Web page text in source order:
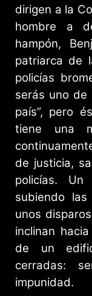
dirigen a la
hombre a
hampón,
patriarca de
policías
serás uno de
país”, pero
tiene una
de justicia,
policías.
subiendo
unos
inclinan
de un
cerradas:
impunidad.